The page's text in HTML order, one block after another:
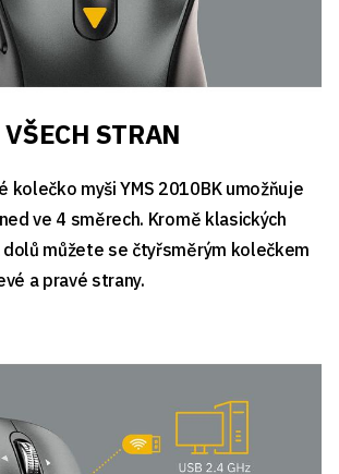
STRAN
kolečko myši YMS 2010BK umožňuje
ve 4 směrech. Kromě klasických
dolů můžete se čtyřsměrým kolečkem
a pravé strany.